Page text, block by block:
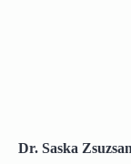
Dr. Saska